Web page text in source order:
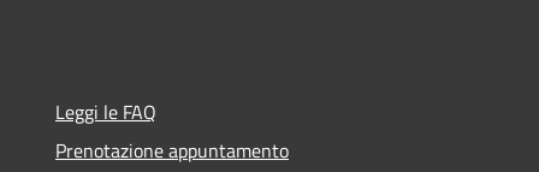
Leggi le FAQ
Prenotazione appuntamento